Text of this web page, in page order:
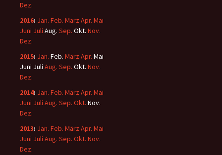
Dez.
2016: Jan. Feb. März Apr. Mai
Juni Juli Aug. Sep. Okt. Nov.
Dez.
2015: Jan. Feb. März Apr. Mai
Juni Juli Aug. Sep. Okt. Nov.
Dez.
2014: Jan. Feb. März Apr. Mai
Juni Juli Aug. Sep. Okt. Nov.
Dez.
2013: Jan. Feb. März Apr. Mai
Juni Juli Aug. Sep. Okt. Nov.
Dez.